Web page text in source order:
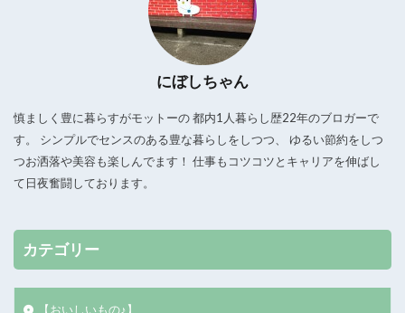
にぼしちゃん
慎ましく豊に暮らすがモットーの 都内1人暮らし歴22年のブロガーで
す。 シンプルでセンスのある豊な暮らしをしつつ、 ゆるい節約をしつ
つお洒落や美容も楽しんでます！ 仕事もコツコツとキャリアを伸ばし
て日夜奮闘しております。
カテゴリー
【おいしいもの♪】